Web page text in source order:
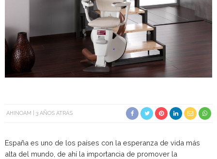
AHINOAM 3 AÑOS ATRÁS
España es uno de los países con la esperanza de vida más
alta del mundo, de ahí la importancia de promover la